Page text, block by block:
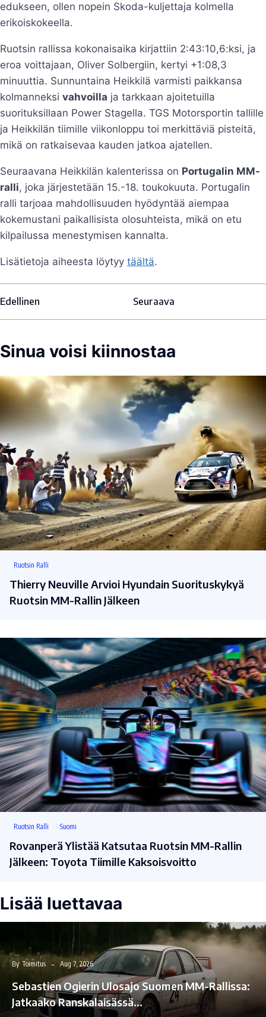
edukseen, ollen nopein Skoda-kuljettaja kolmella
erikoiskokeella.
Ruotsin rallissa kokonaisaika kirjattiin 2:43:10,6:ksi, ja
eroa voittajaan, Oliver Solbergiin, kertyi +1:08,3
minuuttia. Sunnuntaina Heikkilä varmisti paikkansa
kolmanneksi vahvoilla ja tarkkaan ajoitetuilla
suorituksillaan Power Stagella. TGS Motorsportin tallille
ja Heikkilän tiimille viikonloppu toi merkittäviä pisteitä,
mikä on ratkaisevaa kauden jatkoa ajatellen.
Seuraavana Heikkilän kalenterissa on Portugalin MM-
ralli, joka järjestetään 15.-18. toukokuuta. Portugalin
ralli tarjoaa mahdollisuuden hyödyntää aiempaa
kokemustani paikallisista olosuhteista, mikä on etu
kilpailussa menestymisen kannalta.
Lisätietoja aiheesta löytyy täältä.
Edellinen Seuraava
Sinua voisi kiinnostaa
Ruotsin Ralli
Thierry Neuville Arvioi Hyundain Suorituskykyä
Ruotsin MM-Rallin Jälkeen
Ruotsin Ralli Suomi
Rovanperä Ylistää Katsutaa Ruotsin MM-Rallin
Jälkeen: Toyota Tiimille Kaksoisvoitto
Lisää luettavaa
By Toimitus Aug 7, 2026
Sebastien Ogierin Ulosajo Suomen MM-Rallissa:
Jatkaako Ranskalaisässä…